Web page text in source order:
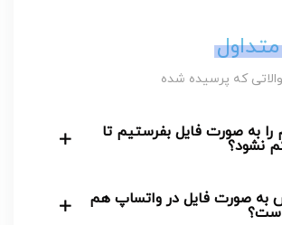
که پرسیده شده
را به صورت فایل بفرستیم تا
نشود؟
به صورت فایل در واتساپ هم